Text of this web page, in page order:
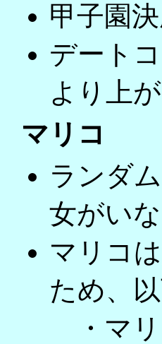
甲子園
デート
より上
マリコ
ランダ
女がい
マリコ
ため、
・マリ